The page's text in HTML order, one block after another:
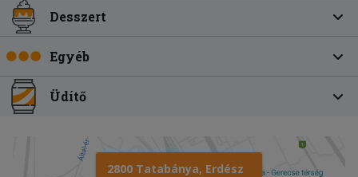
Desszert
Egyéb
Üdítő
2800 Tatabánya, Erdész